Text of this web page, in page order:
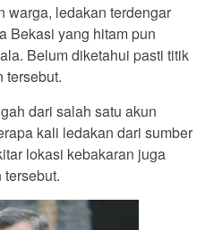
warga, ledakan terdengar
Bekasi yang hitam pun
Belum diketahui pasti titik
tersebut.
dari salah satu akun
kali ledakan dari sumber
lokasi kebakaran juga